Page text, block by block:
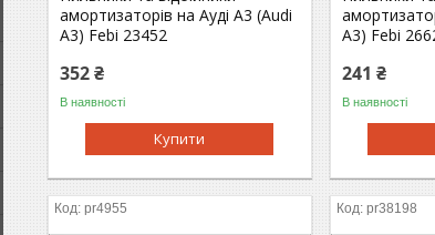
амортизаторів на Ауді A3 (Audi
A3) Febi 23452
352 ₴
В наявності
Купити
A3) Febi
241 ₴
В наявності
pr4955 pr38198